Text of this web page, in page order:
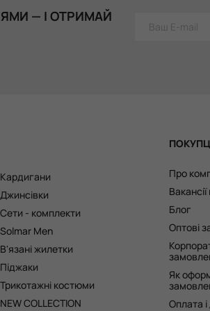
— І ОТРИМАЙ
Кардигани
Джинсівки
Сети - комплекти
Solmar Men
В'язані жилетки
Піджаки
Трикотажні костюми
NEW COLLECTION
Про
Вакансії
Блог
Оптові
Як
Оплата